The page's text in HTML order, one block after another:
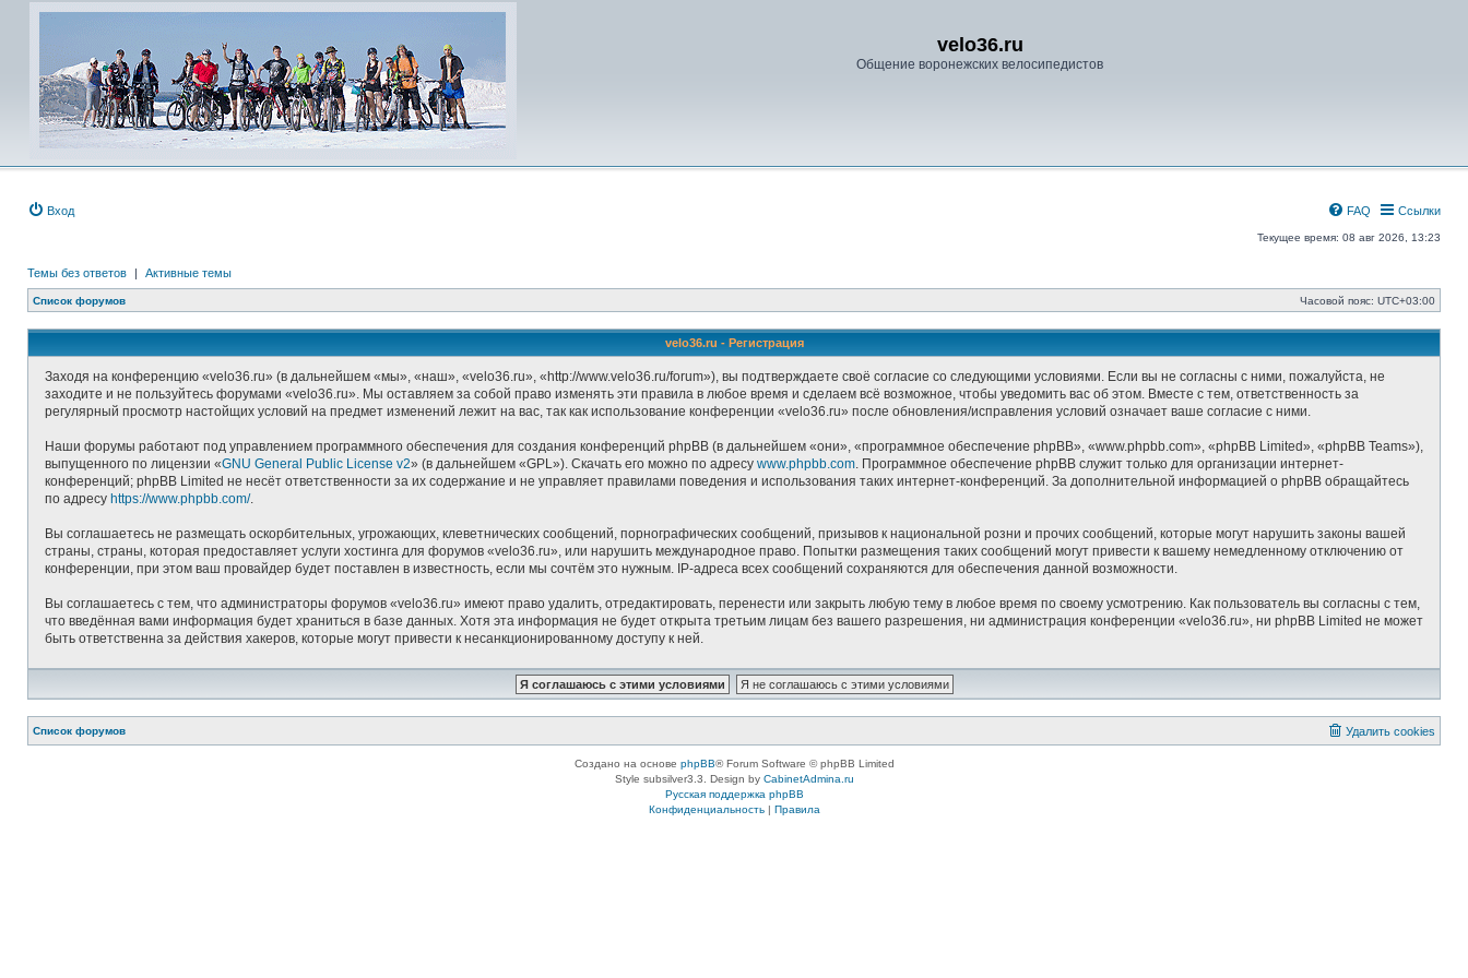
velo36.ru
Общение воронежских велосипедистов
Вход Ссылки
FAQ
Текущее время: 08 авг 2026, 13:23
Темы без ответов | Активные темы
Список форумов Часовой пояс: UTC+03:00
velo36.ru - Регистрация
Заходя на конференцию «velo36.ru» (в дальнейшем «мы», «наш», «velo36.ru», «http://www.velo36.ru/forum»), вы подтверждаете своё согласие со следующими условиями. Если вы не согласны с ними, пожалуйста, не
заходите и не пользуйтесь форумами «velo36.ru». Мы оставляем за собой право изменять эти правила в любое время и сделаем всё возможное, чтобы уведомить вас об этом. Вместе с тем, ответственность за
регулярный просмотр настойщих условий на предмет изменений лежит на вас, так как использование конференции «velo36.ru» после обновления/исправления условий означает ваше согласие с ними.
Наши форумы работают под управлением программного обеспечения для создания конференций phpBB (в дальнейшем «они», «программное обеспечение phpBB», «www.phpbb.com», «phpBB Limited», «phpBB Teams»),
выпущенного по лицензии «GNU General Public License v2» (в дальнейшем «GPL»). Скачать его можно по адресу www.phpbb.com. Программное обеспечение phpBB служит только для организации интернет-
конференций; phpBB Limited не несёт ответственности за их содержание и не управляет правилами поведения и использования таких интернет-конференций. За дополнительной информацией о phpBB обращайтесь
по адресу https://www.phpbb.com/.
Вы соглашаетесь не размещать оскорбительных, угрожающих, клеветнических сообщений, порнографических сообщений, призывов к национальной розни и прочих сообщений, которые могут нарушить законы вашей
страны, страны, которая предоставляет услуги хостинга для форумов «velo36.ru», или нарушить международное право. Попытки размещения таких сообщений могут привести к вашему немедленному отключению от
конференции, при этом ваш провайдер будет поставлен в известность, если мы сочтём это нужным. IP-адреса всех сообщений сохраняются для обеспечения данной возможности.
Вы соглашаетесь с тем, что администраторы форумов «velo36.ru» имеют право удалить, отредактировать, перенести или закрыть любую тему в любое время по своему усмотрению. Как пользователь вы согласны с тем,
что введённая вами информация будет храниться в базе данных. Хотя эта информация не будет открыта третьим лицам без вашего разрешения, ни администрация конференции «velo36.ru», ни phpBB Limited не может
быть ответственна за действия хакеров, которые могут привести к несанкционированному доступу к ней.
Список форумов Удалить cookies
Создано на основе phpBB® Forum Software © phpBB Limited
Style subsilver3.3. Design by CabinetAdmina.ru
Русская поддержка phpBB
Конфиденциальность| Правила